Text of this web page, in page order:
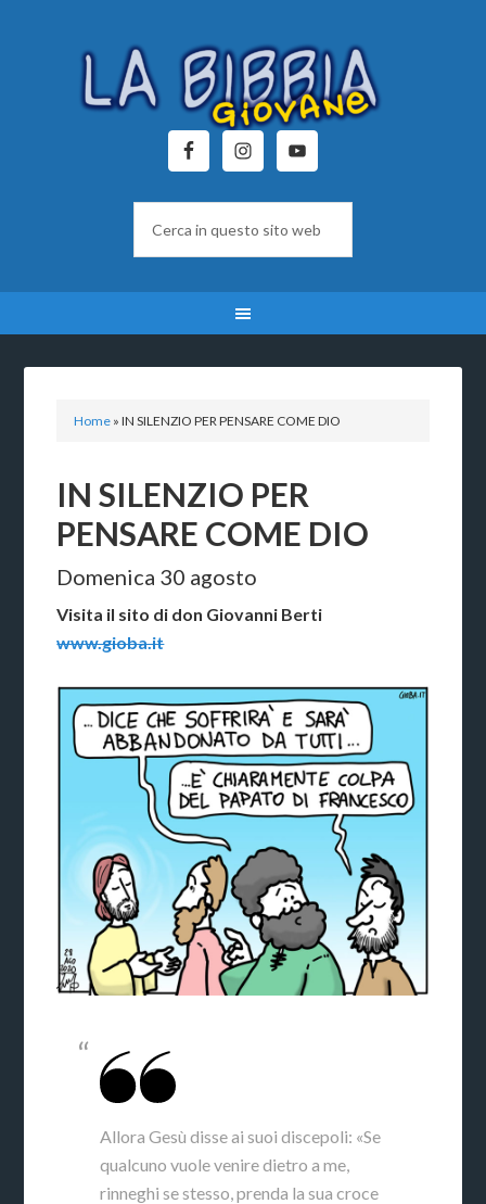
Home »IN SILENZIO PER PENSARE COME DIO
IN SILENZIO PER
PENSARE COME DIO
Domenica 30 agosto
Visita il sito di don Giovanni Berti
www.gioba.it
Allora Gesù disse ai suoi discepoli: «Se
qualcuno vuole venire dietro a me,
rinneghi se stesso, prenda la sua croce